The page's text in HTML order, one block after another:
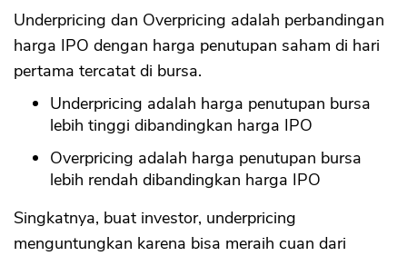
Underpricing dan Overpricing adalah perbandingan
harga IPO dengan harga penutupan saham di hari
pertama tercatat di bursa.
Underpricing adalah harga penutupan bursa
lebih tinggi dibandingkan harga IPO
Overpricing adalah harga penutupan bursa
lebih rendah dibandingkan harga IPO
Singkatnya, buat investor, underpricing
menguntungkan karena bisa meraih cuan dari